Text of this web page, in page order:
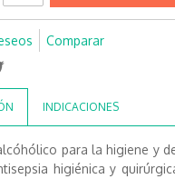
Comparar
INDICACIONES
para la higiene y
higiénica y